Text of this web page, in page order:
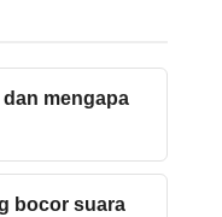
mengapa
bocor suara